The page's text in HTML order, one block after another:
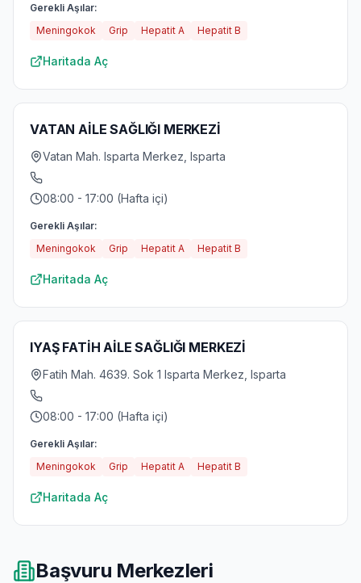
Gerekli Aşılar:
Meningokok
Grip Hepatit A Hepatit B
Haritada Aç
VATAN AİLE SAĞLIĞI MERKEZİ
Vatan Mah. Isparta Merkez, Isparta
08:00 - 17:00 (Hafta içi)
Gerekli Aşılar:
Meningokok
Grip Hepatit A Hepatit B
Haritada Aç
IYAŞ FATİH AİLE SAĞLIĞI MERKEZİ
Fatih Mah. 4639. Sok 1 Isparta Merkez, Isparta
08:00 - 17:00 (Hafta içi)
Gerekli Aşılar:
Meningokok
Grip Hepatit A Hepatit B
Haritada Aç
Başvuru Merkezleri